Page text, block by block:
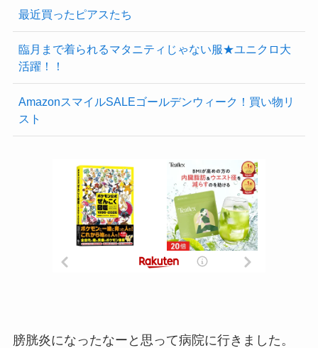
最近買ったピアスたち
臨月まで着られるマタニティじゃない服★ユニクロ大
活躍！！
AmazonスマイルSALEゴールデンウィーク！買い物リ
スト
膀胱炎になったなーと思って病院に行きました。